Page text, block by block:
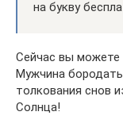
на букву
Сейчас вы можете
Мужчина
толкования снов
Солнца!